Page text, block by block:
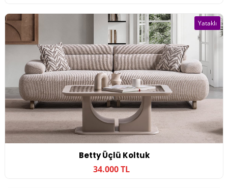
Betty Üçlü Koltuk
34.000 TL
Yataklı